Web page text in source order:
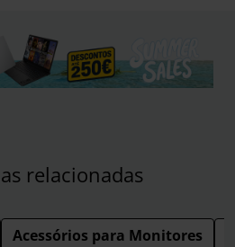
relacionadas
Acessórios para Monitores